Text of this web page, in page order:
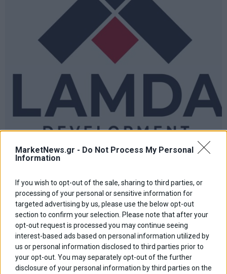
MarketNews.gr - Do Not Process My Personal
Information
If you wish to opt-out of the sale, sharing to third parties, or
processing of your personal or sensitive information for
targeted advertising by us, please use the below opt-out
section to confirm your selection. Please note that after your
opt-out request is processed you may continue seeing
interest-based ads based on personal information utilized by
us or personal information disclosed to third parties prior to
your opt-out. You may separately opt-out of the further
disclosure of your personal information by third parties on the
Lamda Development: Στις 3 Ιουνίου ανοίγει η δημόσια
προσφορά του νέου 7ετούς ομολόγου
ΑΦΗΣΕ ΕΝΑ ΣΧΟΛΙΟ